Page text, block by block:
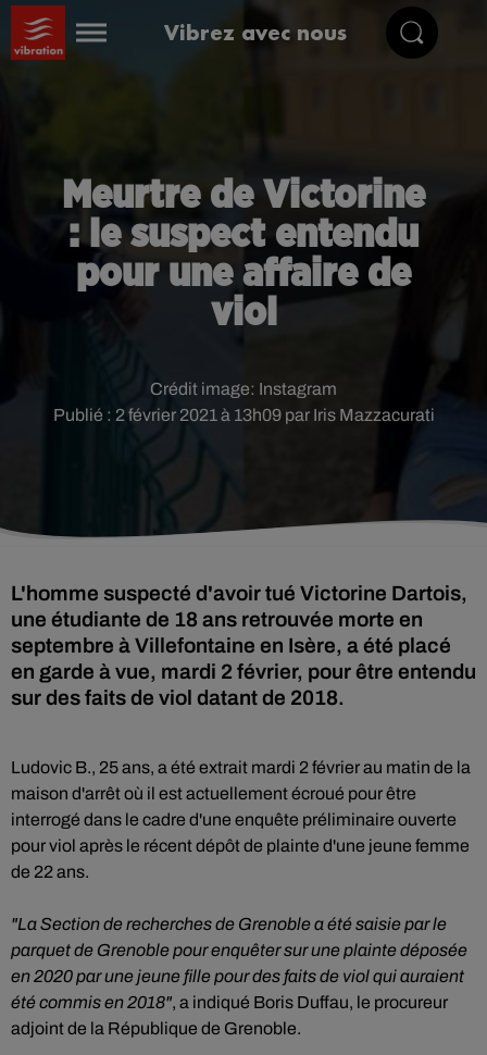
Vibrez avec nous
Meurtre de Victorine
: le suspect entendu
pour une affaire de
viol
Publié : 2 février 2021 à 13h09 par Iris Mazzacurati
Crédit image: Instagram
L'homme suspecté d'avoir tué Victorine Dartois,
une étudiante de 18 ans retrouvée morte en
septembre à Villefontaine en Isère, a été placé
en garde à vue, mardi 2 février, pour être entendu
sur des faits de viol datant de 2018.
Ludovic B., 25 ans, a été extrait mardi 2 février au matin de la
maison d'arrêt où il est actuellement écroué pour être
interrogé dans le cadre d'une enquête préliminaire ouverte
pour viol après le récent dépôt de plainte d'une jeune femme
de 22 ans.
"La Section de recherches de Grenoble a été saisie par le
parquet de Grenoble pour enquêter sur une plainte déposée
en 2020 par une jeune fille pour des faits de viol qui auraient
été commis en 2018", a indiqué Boris Duffau, le procureur
adjoint de la République de Grenoble.